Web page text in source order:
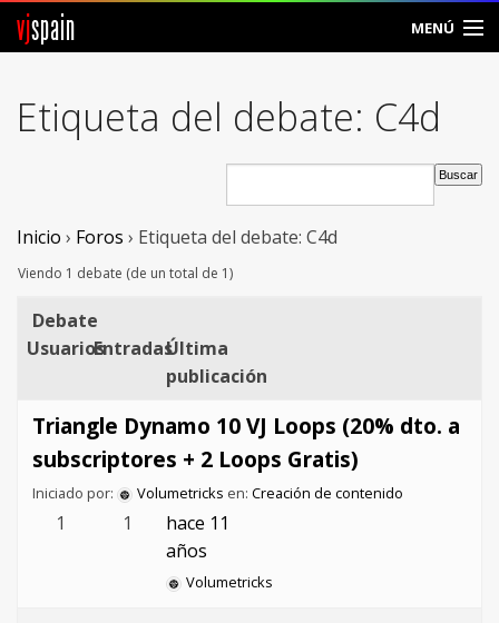
vjspain MENÚ
Foros
Vjspain
Contacto
Crear Cuenta
Etiqueta del debate: C4d
Inicio › Foros › Etiqueta del debate: C4d
Viendo 1 debate (de un total de 1)
Debate
UsuariosEntradasÚltima
publicación
Triangle Dynamo 10 VJ Loops (20% dto. a
subscriptores + 2 Loops Gratis)
Iniciado por: Volumetricks en: Creación de contenido
1 1
hace 11
años
Volumetricks